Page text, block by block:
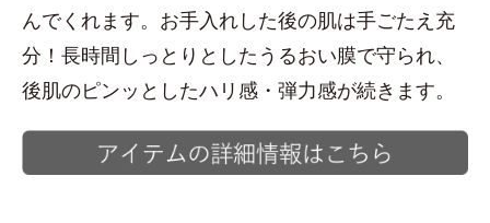
んでくれます。お手入れした後の肌は手ごたえ充
分！長時間しっとりとしたうるおい膜で守られ、
後肌のピンッとしたハリ感・弾力感が続きます。